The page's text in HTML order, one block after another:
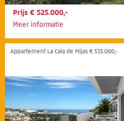
Prijs € 525.000,-
Meer informatie
Appartement La Cala de Mijas € 535.000,-